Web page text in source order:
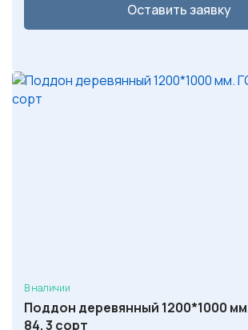
Оставить заявку
В наличии
Поддон деревянный 1200*1000
84. 3 сорт